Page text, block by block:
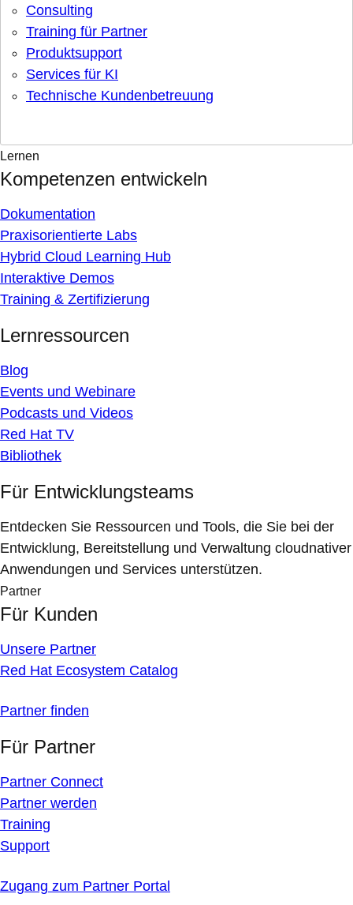
Consulting
Training für Partner
Produktsupport
Services für KI
Technische Kundenbetreuung
Lernen
Kompetenzen entwickeln
Dokumentation
Praxisorientierte Labs
Hybrid Cloud Learning Hub
Interaktive Demos
Training & Zertifizierung
Lernressourcen
Blog
Events und Webinare
Podcasts und Videos
Red Hat TV
Bibliothek
Für Entwicklungsteams
Entdecken Sie Ressourcen und Tools, die Sie bei der
Entwicklung, Bereitstellung und Verwaltung cloudnativer
Anwendungen und Services unterstützen.
Partner
Für Kunden
Unsere Partner
Red Hat Ecosystem Catalog
Partner finden
Für Partner
Partner Connect
Partner werden
Training
Support
Zugang zum Partner Portal